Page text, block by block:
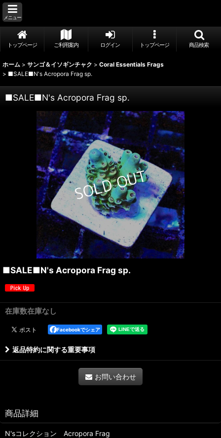
メニュー
トップページ ご利用案内 ログイン トップページ 商品検索
ホーム > サンゴ＆イソギンチャク > Coral Essentials Frags
> ■SALE■N's Acropora Frag sp.
■SALE■N's Acropora Frag sp.
■SALE■N's Acropora Frag sp.
在庫数在庫なし
Facebookでシェア
返品特約に関する重要事項
お問い合わせ
商品詳細
N'sコレクション Acropora Frag